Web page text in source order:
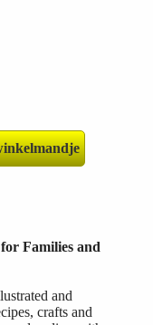
Families and
and
crafts and